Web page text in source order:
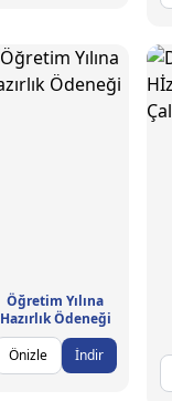
Öğretim Yılına
Hazırlık Ödeneği
Önizle
İndir